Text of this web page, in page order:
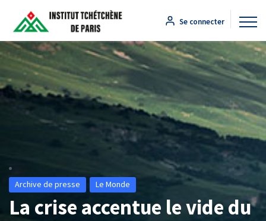
Se connecter
Archive de presse Le Monde
La crise accentue le vide du